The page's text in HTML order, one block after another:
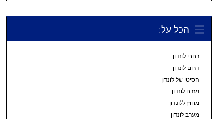
הכל על:
רחבי לונדון
דרום לונדון
הסיטי של לונדון
מזרח לונדון
מחוץ ללונדון
מערב לונדון